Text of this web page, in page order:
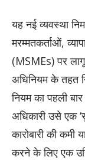
यह नई व्यवस्था
मरम्मतकर्ताओं,
(MSMEs) पर लागू
अधिनियम के तहत
नियम का पहली
अधिकारी उसे एक
कारोबारी की
करने के लिए एक